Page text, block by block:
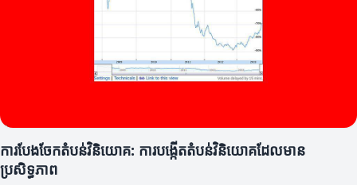
ការបែងចែកតំបន់វិនិយោគ: ការបង្កើតតំបន់វិនិយោគដែលមាន
ប្រសិទ្ធភាព